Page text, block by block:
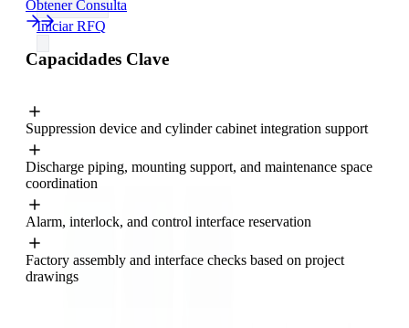
Almacenamiento de energía y renovables
Incendios y Seguridad
Regiones
China y Asia Oriental
Europa
Norteamérica
Iniciar RFQ
Obtener Consulta
Capacidades Clave
Suppression device and cylinder cabinet integration support
Discharge piping, mounting support, and maintenance space
coordination
Alarm, interlock, and control interface reservation
Factory assembly and interface checks based on project
drawings